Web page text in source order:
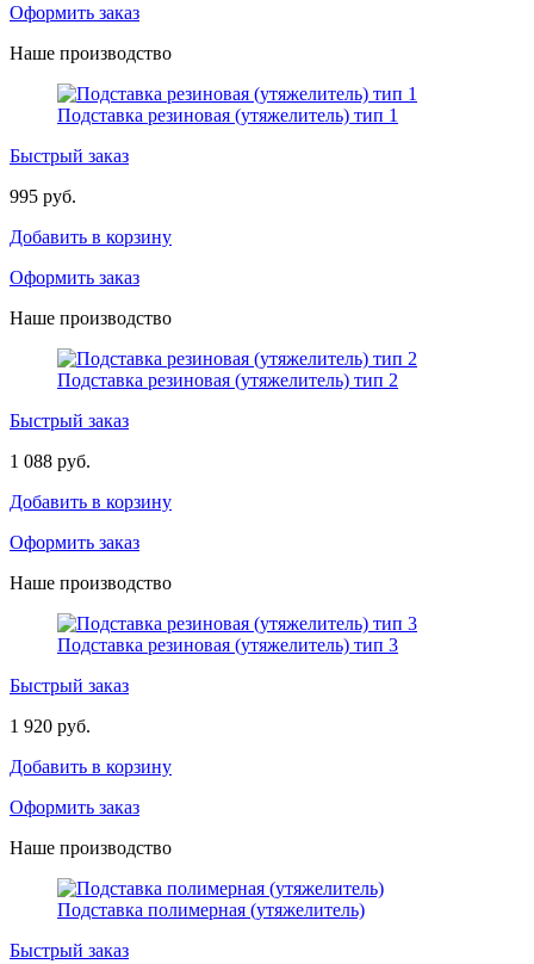
Оформить заказ
Наше производство
Подставка резиновая (утяжелитель) тип 1
Быстрый заказ
995 руб.
Добавить в корзину
Оформить заказ
Наше производство
Подставка резиновая (утяжелитель) тип 2
Быстрый заказ
1 088 руб.
Добавить в корзину
Оформить заказ
Наше производство
Подставка резиновая (утяжелитель) тип 3
Быстрый заказ
1 920 руб.
Добавить в корзину
Оформить заказ
Наше производство
Подставка полимерная (утяжелитель)
Быстрый заказ